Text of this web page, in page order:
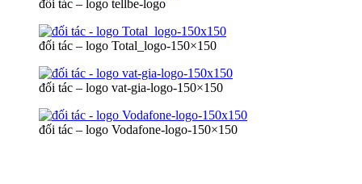
đối tác – logo tellbe-logo
đối tác – logo Total_logo-150×150
đối tác – logo vat-gia-logo-150×150
đối tác – logo Vodafone-logo-150×150